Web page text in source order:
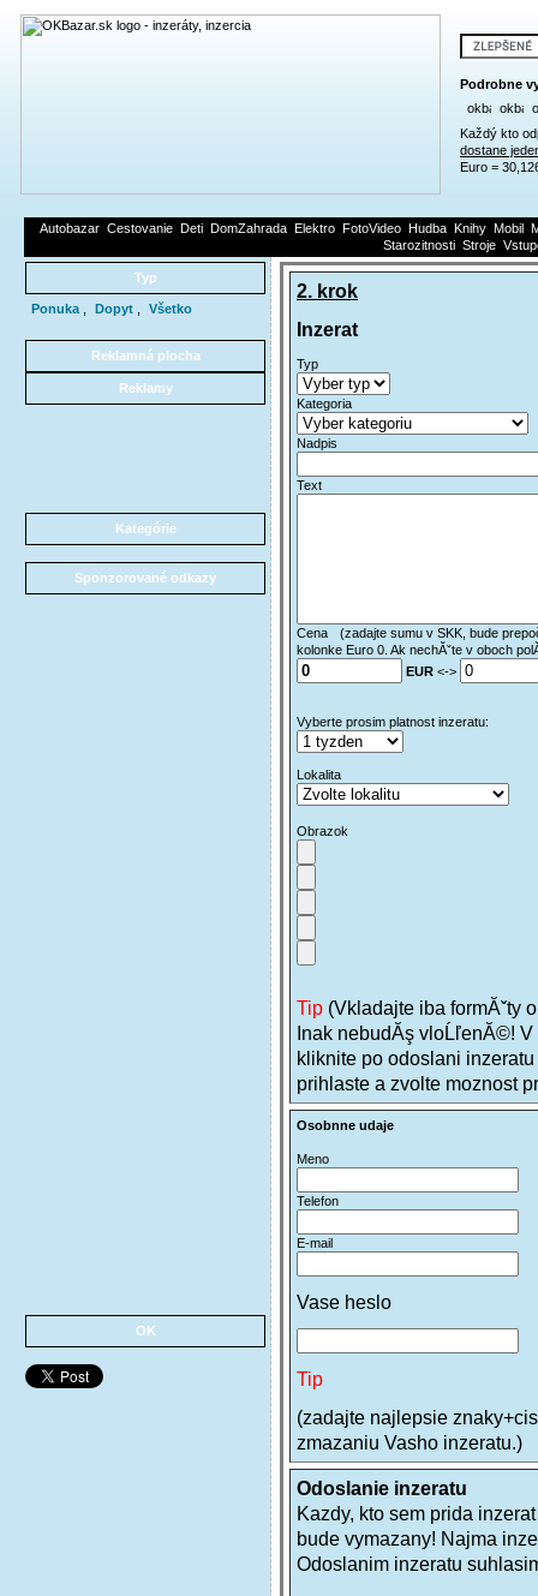
Podrobne
Každý kto
dostane
Euro =
Autobazar Cestovanie Deti DomZahrada Elektro FotoVideo Hudba Knihy Mobil
Starozitnosti Stroje
Typ
Ponuka Dopyt Všetko
Reklamná plocha
Reklamy
Kategórie
Sponzorované odkazy
OK
2. krok
Inzerat
Typ
Kategoria
Nadpis
Text
Cena
(zadajte sumu v SKK, bude
kolonke Euro 0. Ak nechĂˇte v oboch
EUR <->
Vyberte prosim platnost inzeratu:
Lokalita
Obrazok
Tip (Vkladajte iba formĂˇty
Inak nebudĂş vloĹľenĂ©! V
kliknite po odoslani
prihlaste a zvolte moznost
Osobnne udaje
Meno
Telefon
E-mail
Vase heslo
Tip
(zadajte najlepsie
zmazaniu Vasho inzeratu.)
Odoslanie inzeratu
Kazdy, kto sem prida
bude vymazany! Najma
Odoslanim inzeratu